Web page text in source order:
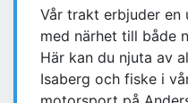
Vår trakt erbjuder
med närhet till både
Här kan du njuta av
Isaberg och fiske i